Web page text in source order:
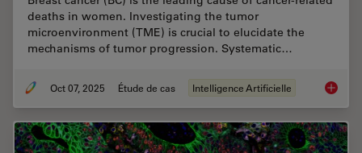
deaths in women. Investigating the tumor
microenvironment (TME) is crucial to elucidate the
mechanisms of tumor progression. Systematic…
Oct 07, 2025 Étude de cas Intelligence Artificielle AI-